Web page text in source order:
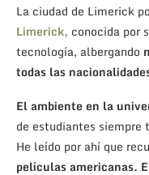
La ciudad de Limerick
Limerick, conocida por
tecnología, albergando
todas las
El ambiente en la
de estudiantes siempre
He leído por ahí que
películas americanas.